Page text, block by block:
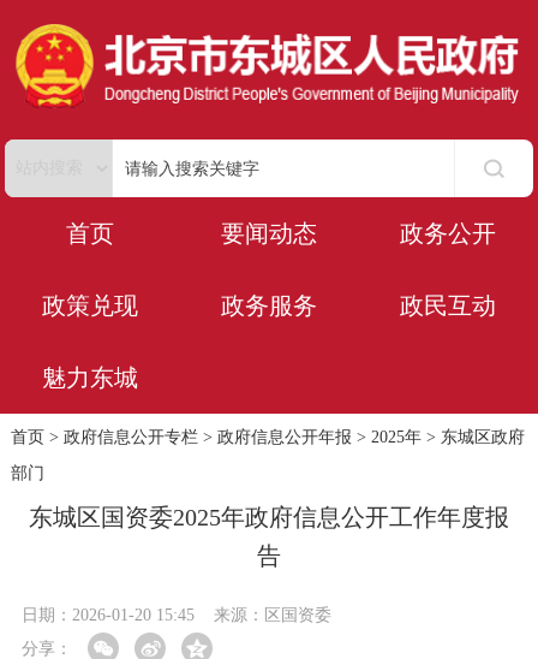
首页 要闻动态 政务公开
政策兑现 政务服务 政民互动
魅力东城
首页 > 政府信息公开专栏> 政府信息公开年报 > 2025年> 东城区政府
部门
东城区国资委2025年政府信息公开工作年度报
告
日期：2026-01-20 15:45
来源：区国资委
分享：